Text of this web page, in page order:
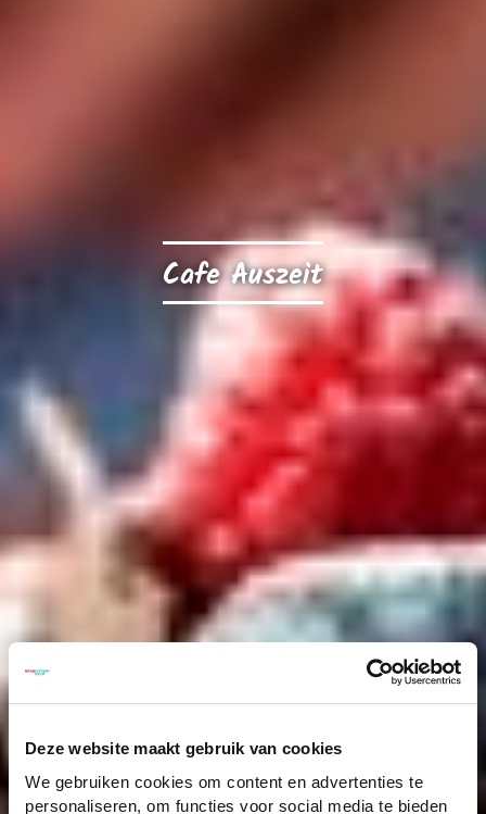
Deze website maakt gebruik van cookies
We gebruiken cookies om content en advertenties te
personaliseren, om functies voor social media te bieden
Cafe Auszeit